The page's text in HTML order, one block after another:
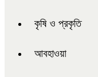
কৃষি ও প্রকৃতি
আবহাওয়া